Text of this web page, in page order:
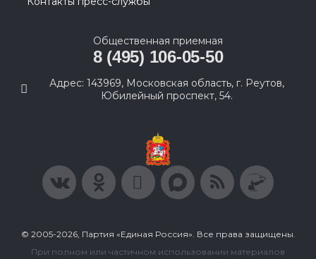
Общественная приемная
8 (495) 106-05-50
Адрес: 143969, Московская область, г. Реутов,
Юбилейный проспект, 54.
© 2005-2026, Партия «Единая Россия». Все права защищены.
При полном или частичном использовании материалов